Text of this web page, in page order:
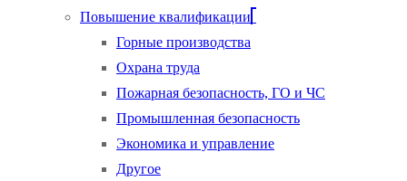
Повышение квалификации
Горные производства
Охрана труда
Пожарная безопасность, ГО и ЧС
Промышленная безопасность
Экономика и управление
Другое